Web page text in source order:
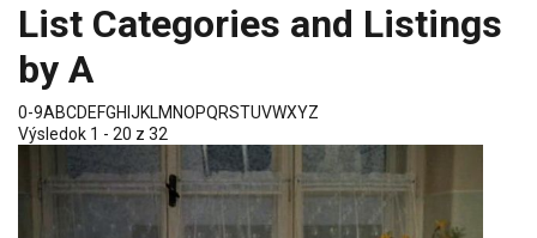
List Categories and Listings
by A
0-9ABCDEFGH JKLM NOPQRSTUVWXYZ
Výsledok 1 - 20 z 32